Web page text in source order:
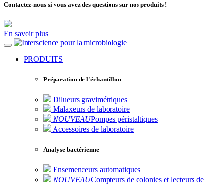
Contactez-nous si vous avez des questions sur nos produits !
En savoir plus
pour la microbiologie
PRODUITS
Préparation de l'échantillon
Dilueurs gravimétriques
Malaxeurs de laboratoire
NOUVEAUPompes péristaltiques
Accessoires de laboratoire
Analyse bactérienne
Ensemenceurs automatiques
NOUVEAUCompteurs de colonies et lecteurs de